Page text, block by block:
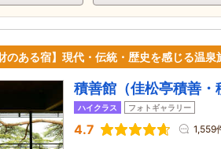
のある宿】現代・伝統・歴史を感じる温泉
積善館（佳松亭積善・
ハイクラス フォトギャラリー
4.7 1,559